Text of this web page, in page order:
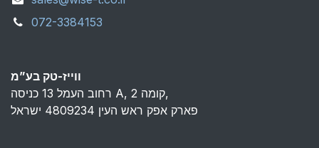
072-3384153
ווייז-טק בע”מ
רחוב העמל 13 כניסה A, קומה 2,
פארק אפק ראש העין 4809234 ישראל